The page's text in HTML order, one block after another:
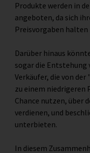
Produkte werden in
angeboten, da sich
Preisvorgaben halten
Darüber hinaus
sogar die
Verkäufer, die von
zu einem niedrigeren
Chance nutzen, über
verdienen, und
unterbieten.
In diesem